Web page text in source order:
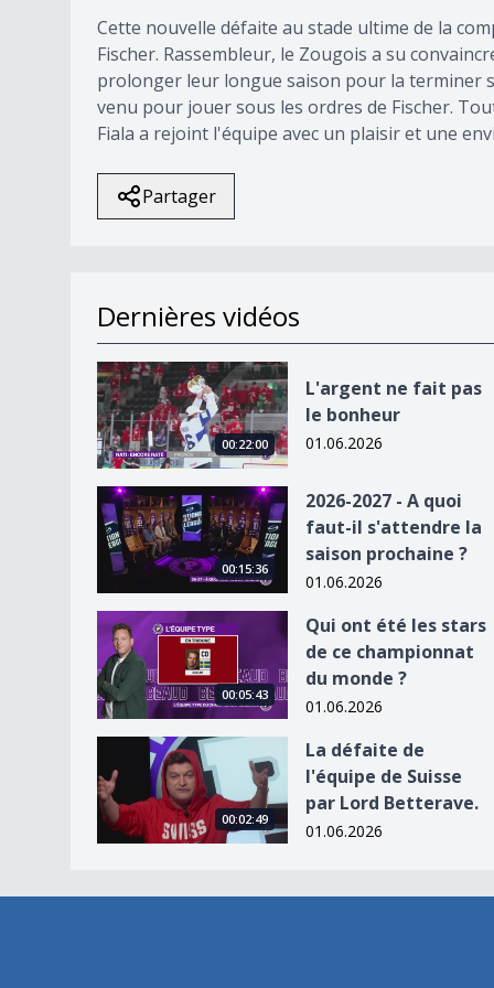
Cette nouvelle défaite au stade ultime de la
Fischer. Rassembleur, le Zougois a su
prolonger leur longue saison pour la terminer
venu pour jouer sous les ordres de Fischer.
Fiala a rejoint l'équipe avec un plaisir et une
Partager
Dernières vidéos
L&#039;argent ne fait pas le bonheur
00:22:00
L'argent ne fait pas
le bonheur
01.06.2026
2026-2027 - A quoi faut-il s&#039;attendre la
00:15:36
2026-2027 - A quoi
faut-il s'attendre la
saison prochaine ?
01.06.2026
Qui ont été les stars de ce championnat du
00:05:43
Qui ont été les stars
de ce championnat
du monde ?
01.06.2026
La défaite de l&#039;équipe de Suisse par Lord
00:02:49
La défaite de
l'équipe de Suisse
par Lord Betterave.
01.06.2026